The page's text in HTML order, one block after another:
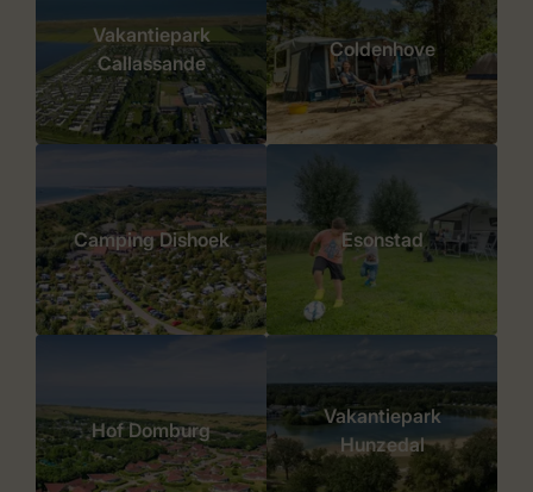
Vakantiepark
Callassande
Coldenhove
Camping Dishoek Esonstad
Hof Domburg
Vakantiepark
Hunzedal